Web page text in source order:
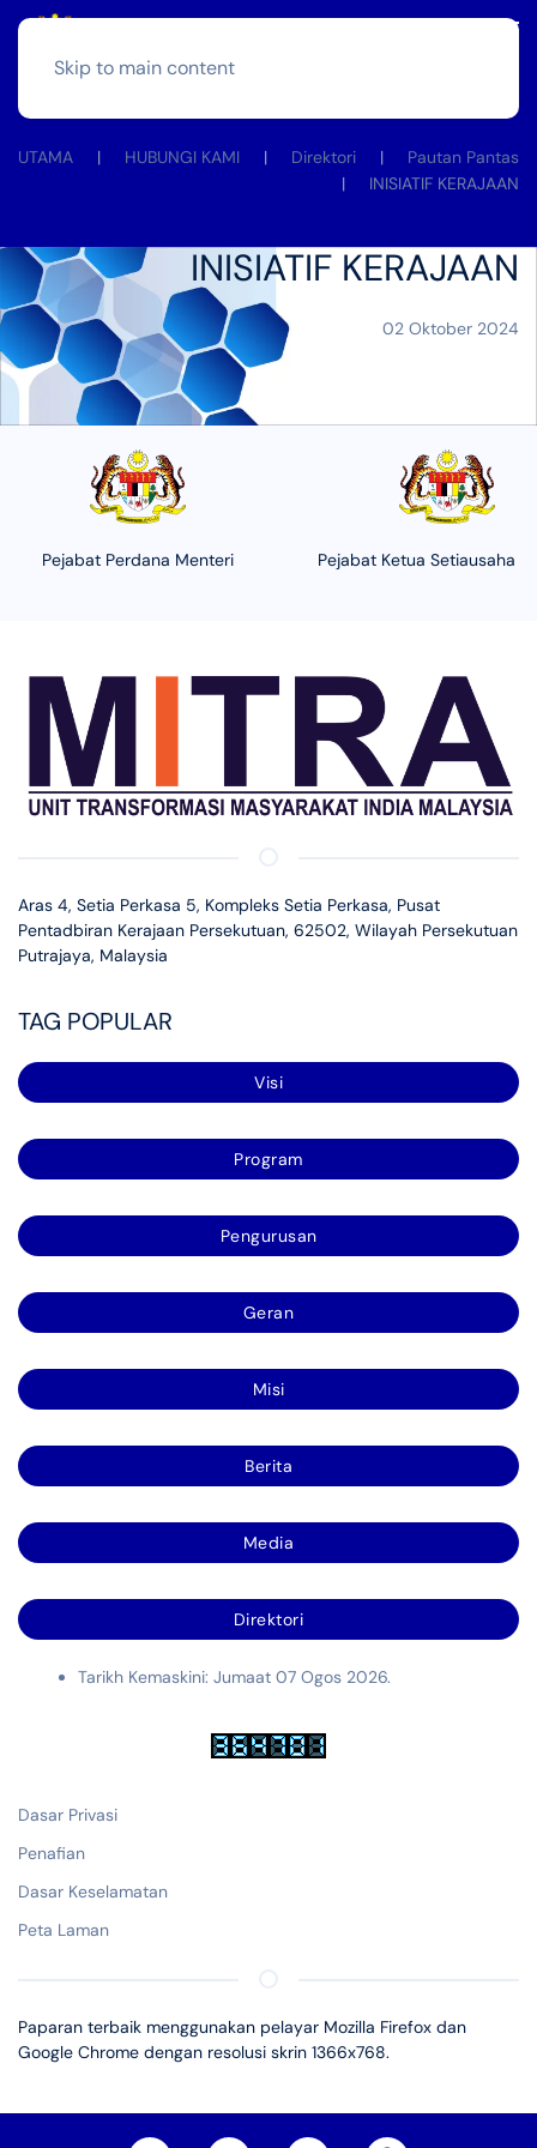
Skip to main content
UTAMA HUBUNGI KAMI Direktori
Pautan Pantas
INISIATIF KERAJAAN
INISIATIF KERAJAAN
02 Oktober 2024
Pejabat Perdana Menteri Pejabat Ketua Setiausaha
Aras 4, Setia Perkasa 5, Kompleks Setia Perkasa, Pusat
Pentadbiran Kerajaan Persekutuan, 62502, Wilayah Persekutuan
Putrajaya, Malaysia
TAG POPULAR
Visi
Program
Pengurusan
Geran
Misi
Berita
Media
Direktori
Tarikh Kemaskini: Jumaat 07 Ogos 2026.
Dasar Privasi
Penafian
Dasar Keselamatan
Peta Laman
Paparan terbaik menggunakan pelayar Mozilla Firefox dan
Google Chrome dengan resolusi skrin 1366x768.